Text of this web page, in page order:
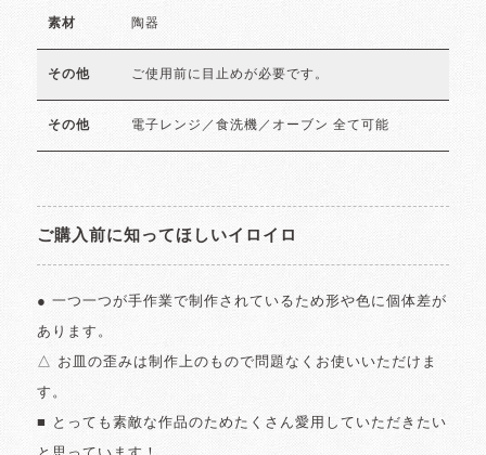
素材 陶器
その他 ご使用前に目止めが必要です。
その他 電子レンジ／食洗機／オーブン 全て可能
ご購入前に知ってほしいイロイロ
● 一つ一つが手作業で制作されているため形や色に個体差が
あります。
△ お皿の歪みは制作上のもので問題なくお使いいただけま
す。
■ とっても素敵な作品のためたくさん愛用していただきたい